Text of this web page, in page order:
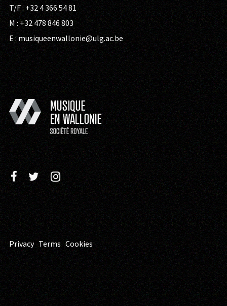
T/F : +32 4 366 54 81
M : +32 478 846 803
E : musiqueenwallonie@ulg.ac.be
Privacy Terms Cookies